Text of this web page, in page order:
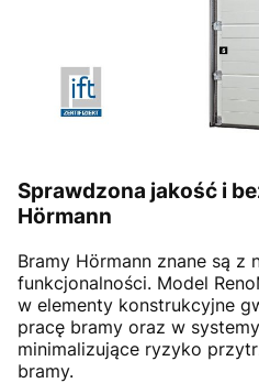
Sprawdzona jakość i
Hörmann
Bramy Hörmann znane są z
funkcjonalności. Model
w elementy konstrukcyjne
pracę bramy oraz w
minimalizujące ryzyko
bramy.